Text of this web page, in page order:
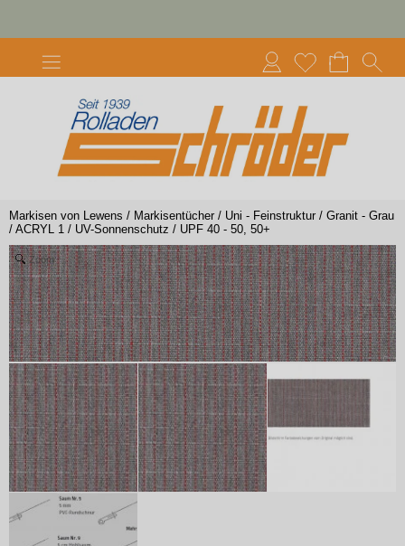
Markisen von Lewens / Markisentücher / Uni - Feinstruktur / Granit - Grau
/ ACRYL 1 / UV-Sonnenschutz / UPF 40 - 50, 50+
Zoom